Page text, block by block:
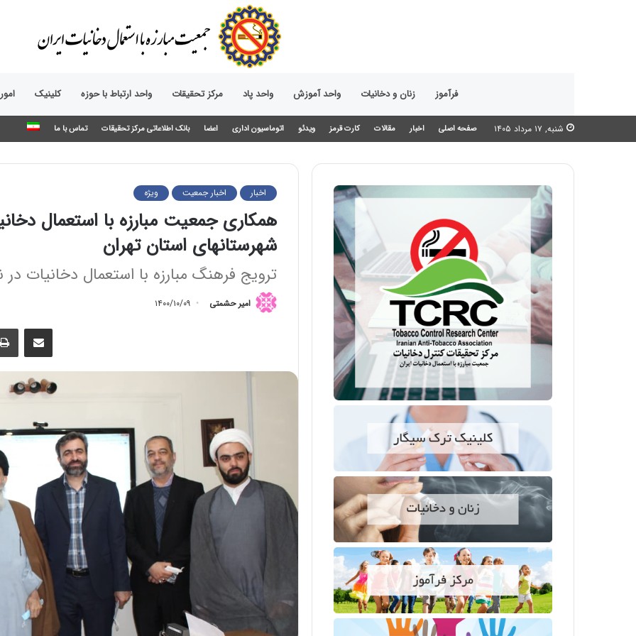
فرآموز زنان و دخانیات واحد آموزش واحد پاد مرکز تحقیقات واحد ارتباط با حوزه‌ کلینیک
شنبه, ۱۷ مرداد ۱۴۰۵ صفحه اصلی اخبار مقالات کارت قرمز ویدئو اتوماسیون اداری اعضا بانک اطلاعاتی مرکز تحقیقات تماس با ما
اخبار اخبار جمعیت ویژه
همکاری جمعیت مبارزه با استعمال
شهرستانهای استان تهران
ترویج فرهنگ مبارزه با استعمال دخانیات در
امیر حشمتی ۱۴۰۰/۱۰/۰۹
اشتراک گذاری از طریق ایمیل